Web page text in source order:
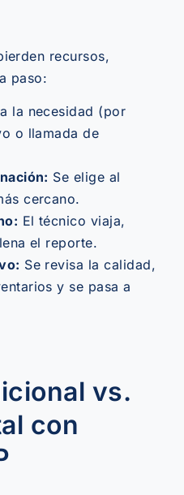
recursos,
paso:
la necesidad (por
o llamada de
Se elige al
cercano.
El técnico viaja,
el reporte.
Se revisa la calidad,
y se pasa a
vs.
con